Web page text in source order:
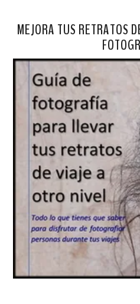
MEJORA TUS RETRATOS